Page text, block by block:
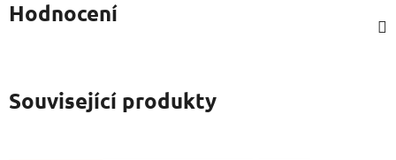
Hodnocení
Související produkty